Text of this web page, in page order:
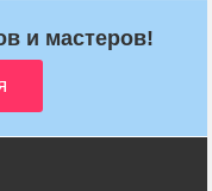
и мастеров!